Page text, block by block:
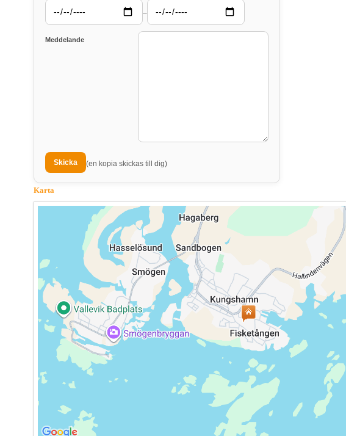
–
Meddelande
(en kopia skickas till dig)
Karta